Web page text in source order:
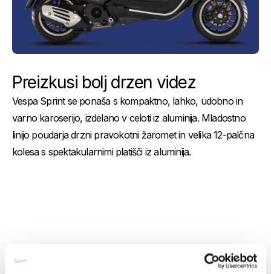
Preizkusi bolj drzen videz
Vespa Sprint se ponaša s kompaktno, lahko, udobno in
varno karoserijo, izdelano v celoti iz aluminija. Mladostno
linijo poudarja drzni pravokotni žaromet in velika 12-palčna
kolesa s spektakularnimi platišči iz aluminija.
Več